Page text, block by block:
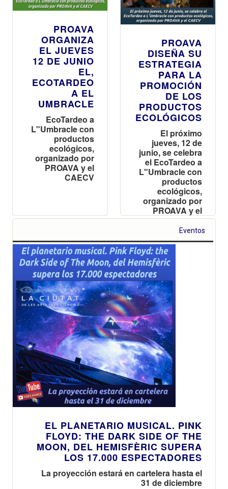
PROAVA
ORGANIZA
EL JUEVES
12 DE JUNIO
EL,
ECOTARDEO
A EL
UMBRACLE
EcoTardeo a
L"Umbracle con
productos
ecológicos,
organizado por
PROAVA y el
CAECV
PROAVA
DISEÑA SU
ESTRATEGIA
PARA LA
PROMOCIÓN
DE LOS
PRODUCTOS
ECOLÓGICOS
El próximo
jueves, 12 de
junio, se celebra
el EcoTardeo a
L"Umbracle con
productos
ecológicos,
organizado por
PROAVA y el
CAECV
Eventos
EL PLANETARIO MUSICAL. PINK
FLOYD: THE DARK SIDE OF THE
MOON, DEL HEMISFÈRIC SUPERA
LOS 17.000 ESPECTADORES
La proyección estará en cartelera hasta el
31 de diciembre